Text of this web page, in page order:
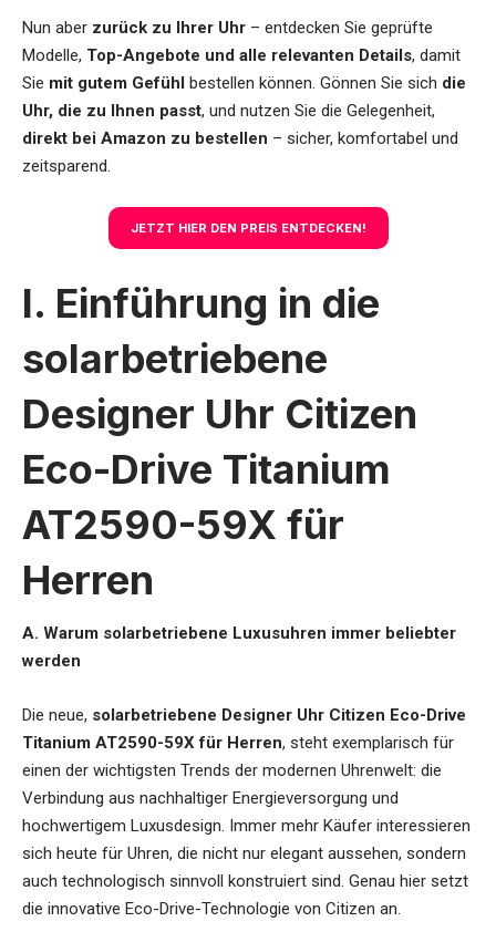
Nun aber zurück zu Ihrer Uhr – entdecken Sie geprüfte
Modelle, Top-Angebote und alle relevanten Details, damit
Sie mit gutem Gefühl bestellen können. Gönnen Sie sich die
Uhr, die zu Ihnen passt, und nutzen Sie die Gelegenheit,
direkt bei Amazon zu bestellen – sicher, komfortabel und
zeitsparend.
JETZT HIER DEN PREIS ENTDECKEN!
I. Einführung in die
solarbetriebene
Designer Uhr Citizen
Eco-Drive Titanium
AT2590-59X für
Herren
A. Warum solarbetriebene Luxusuhren immer beliebter
werden
Die neue, solarbetriebene Designer Uhr Citizen Eco-Drive
Titanium AT2590-59X für Herren, steht exemplarisch für
einen der wichtigsten Trends der modernen Uhrenwelt: die
Verbindung aus nachhaltiger Energieversorgung und
hochwertigem Luxusdesign. Immer mehr Käufer interessieren
sich heute für Uhren, die nicht nur elegant aussehen, sondern
auch technologisch sinnvoll konstruiert sind. Genau hier setzt
die innovative Eco-Drive-Technologie von Citizen an.